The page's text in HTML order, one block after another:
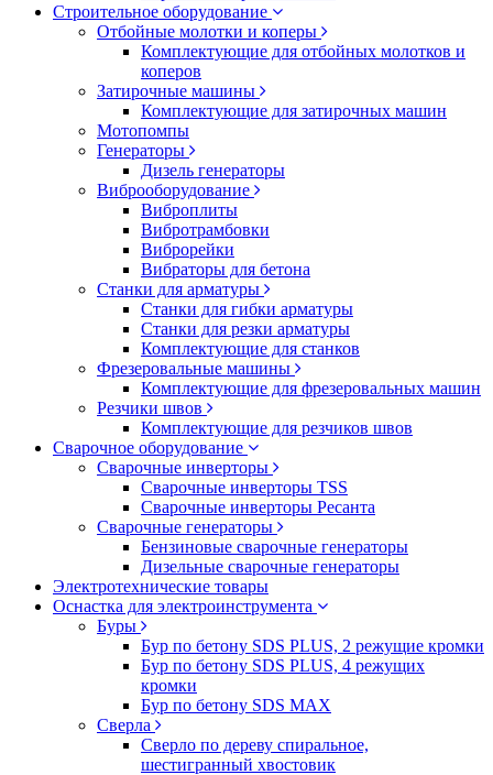
Строительное оборудование
Отбойные молотки и коперы
Комплектующие для отбойных молотков и
коперов
Затирочные машины
Комплектующие для затирочных машин
Мотопомпы
Генераторы
Дизель генераторы
Виброоборудование
Виброплиты
Вибротрамбовки
Виброрейки
Вибраторы для бетона
Станки для арматуры
Станки для гибки арматуры
Станки для резки арматуры
Комплектующие для станков
Фрезеровальные машины
Комплектующие для фрезеровальных машин
Резчики швов
Комплектующие для резчиков швов
Сварочное оборудование
Сварочные инверторы
Сварочные инверторы TSS
Сварочные инверторы Ресанта
Сварочные генераторы
Бензиновые сварочные генераторы
Дизельные сварочные генераторы
Электротехнические товары
Оснастка для электроинструмента
Буры
Бур по бетону SDS PLUS, 2 режущие кромки
Бур по бетону SDS PLUS, 4 режущих
кромки
Бур по бетону SDS MAX
Сверла
Сверло по дереву спиральное,
шестигранный хвостовик